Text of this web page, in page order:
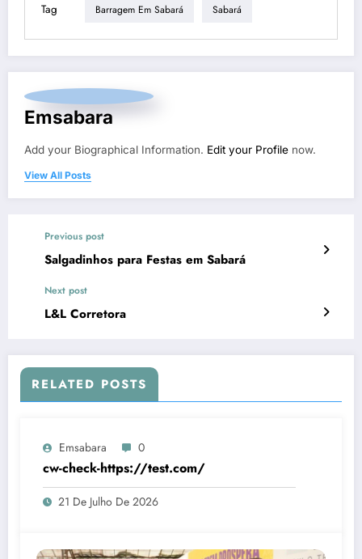
Tag Barragem Em Sabará Sabará
Emsabara
Add your Biographical Information. Edit your Profile now.
View All Posts
Previous post
Salgadinhos para Festas em Sabará
Next post
L&L Corretora
RELATED POSTS
Emsabara 0
cw-check-https://test.com/
21 De Julho De 2026